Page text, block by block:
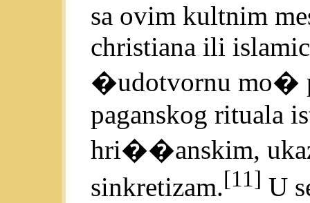
sa ovim kultnim
christiana ili
�udotvornu mo�
paganskog rituala
hri��anskim,
sinkretizam.[11] U